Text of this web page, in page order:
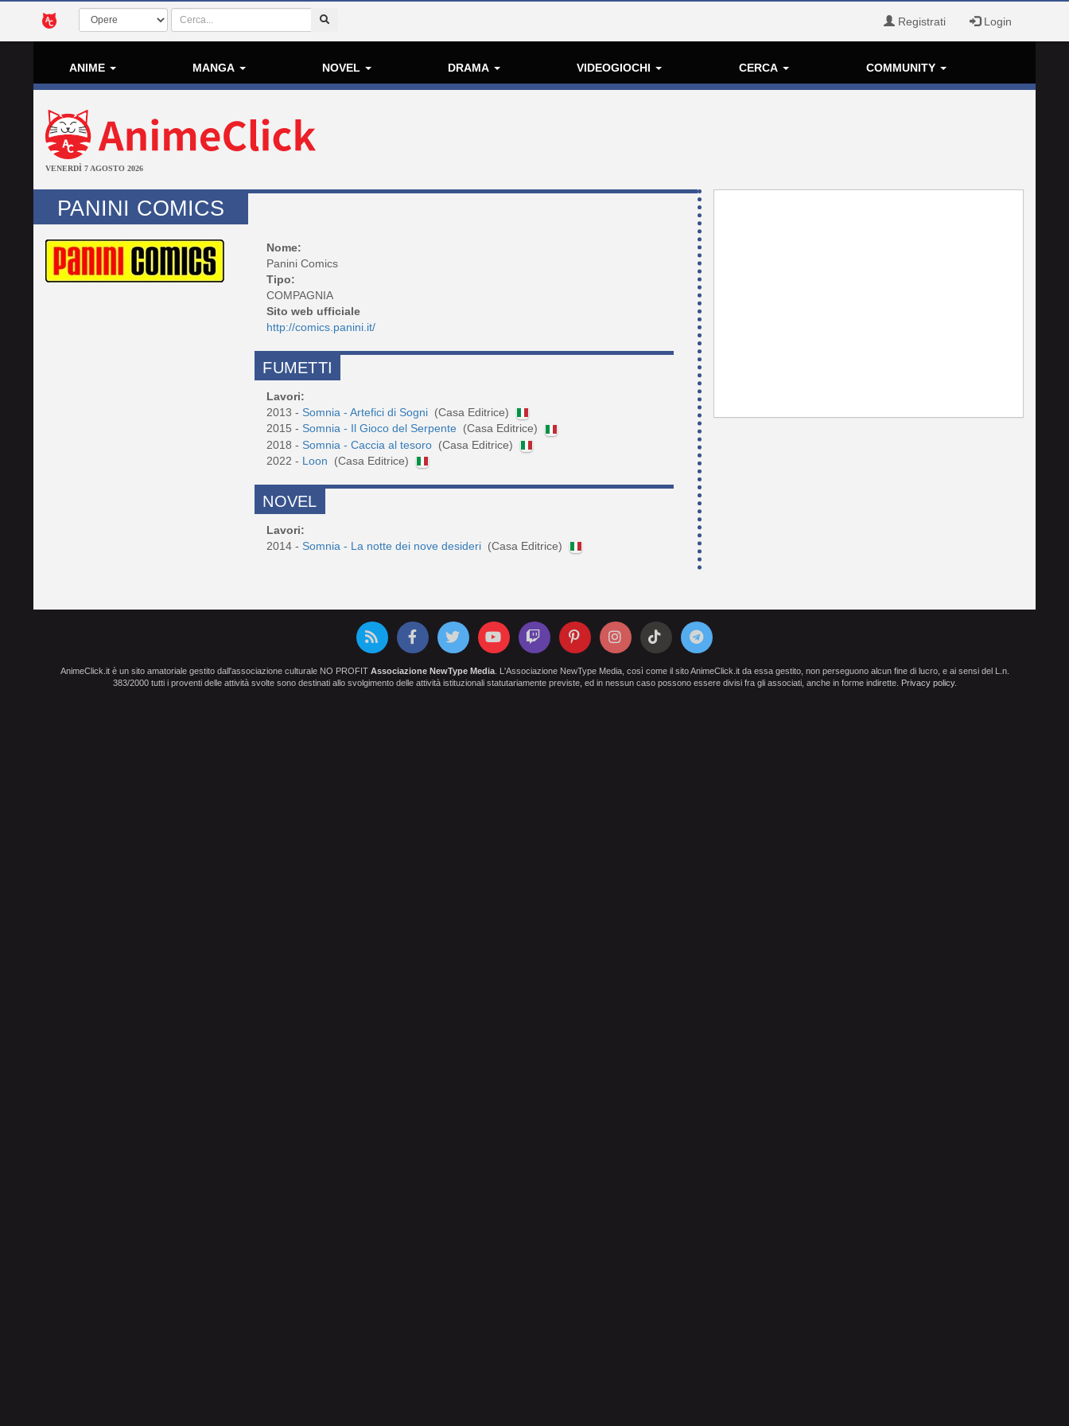
Registrati Login
ANIME MANGA NOVEL DRAMA VIDEOGIOCHI CERCA COMMUNITY
VENERDÌ 7 AGOSTO 2026
PANINI COMICS
Nome:
Panini Comics
Tipo:
COMPAGNIA
Sito web ufficiale
http://comics.panini.it/
FUMETTI
Lavori:
2013 - Somnia - Artefici di Sogni (Casa Editrice)
2015 - Somnia - Il Gioco del Serpente (Casa Editrice)
2018 - Somnia - Caccia al tesoro (Casa Editrice)
2022 - Loon (Casa Editrice)
NOVEL
Lavori:
2014 - Somnia - La notte dei nove desideri (Casa Editrice)
AnimeClick.it è un sito amatoriale gestito dall'associazione culturale NO PROFIT Associazione NewType Media. L'Associazione NewType Media, così come il sito AnimeClick.it da essa gestito, non perseguono alcun fine di lucro, e ai sensi del L.n.
383/2000 tutti i proventi delle attività svolte sono destinati allo svolgimento delle attività istituzionali statutariamente previste, ed in nessun caso possono essere divisi fra gli associati, anche in forme indirette. Privacy policy.